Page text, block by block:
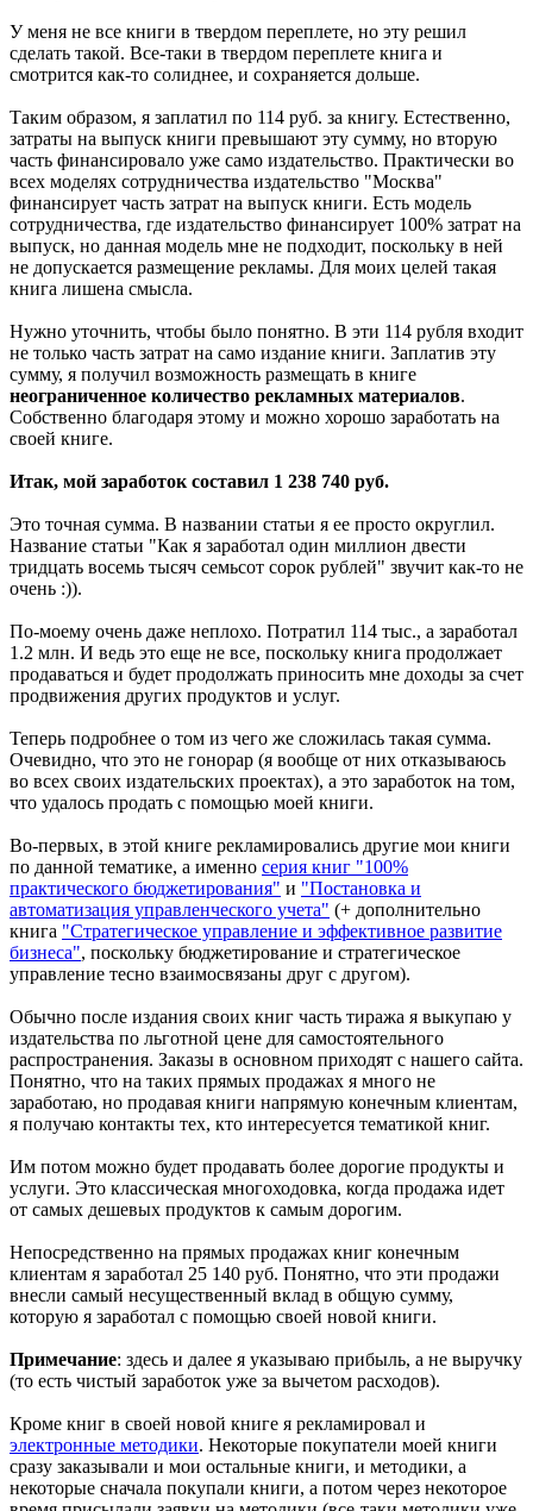
У меня не все книги в твердом переплете, но эту решил
сделать такой. Все-таки в твердом переплете книга и
смотрится как-то солиднее, и сохраняется дольше.
Таким образом, я заплатил по 114 руб. за книгу. Естественно,
затраты на выпуск книги превышают эту сумму, но вторую
часть финансировало уже само издательство. Практически во
всех моделях сотрудничества издательство "Москва"
финансирует часть затрат на выпуск книги. Есть модель
сотрудничества, где издательство финансирует 100% затрат на
выпуск, но данная модель мне не подходит, поскольку в ней
не допускается размещение рекламы. Для моих целей такая
книга лишена смысла.
Нужно уточнить, чтобы было понятно. В эти 114 рубля входит
не только часть затрат на само издание книги. Заплатив эту
сумму, я получил возможность размещать в книге
неограниченное количество рекламных материалов.
Собственно благодаря этому и можно хорошо заработать на
своей книге.
Итак, мой заработок составил 1 238 740 руб.
Это точная сумма. В названии статьи я ее просто округлил.
Название статьи "Как я заработал один миллион двести
тридцать восемь тысяч семьсот сорок рублей" звучит как-то не
очень :)).
По-моему очень даже неплохо. Потратил 114 тыс., а заработал
1.2 млн. И ведь это еще не все, поскольку книга продолжает
продаваться и будет продолжать приносить мне доходы за счет
продвижения других продуктов и услуг.
Теперь подробнее о том из чего же сложилась такая сумма.
Очевидно, что это не гонорар (я вообще от них отказываюсь
во всех своих издательских проектах), а это заработок на том,
что удалось продать с помощью моей книги.
Во-первых, в этой книге рекламировались другие мои книги
по данной тематике, а именно серия книг "100%
практического бюджетирования" и "Постановка и
автоматизация управленческого учета" (+ дополнительно
книга "Стратегическое управление и эффективное развитие
бизнеса", поскольку бюджетирование и стратегическое
управление тесно взаимосвязаны друг с другом).
Обычно после издания своих книг часть тиража я выкупаю у
издательства по льготной цене для самостоятельного
распространения. Заказы в основном приходят с нашего сайта.
Понятно, что на таких прямых продажах я много не
заработаю, но продавая книги напрямую конечным клиентам,
я получаю контакты тех, кто интересуется тематикой книг.
Им потом можно будет продавать более дорогие продукты и
услуги. Это классическая многоходовка, когда продажа идет
от самых дешевых продуктов к самым дорогим.
Непосредственно на прямых продажах книг конечным
клиентам я заработал 25 140 руб. Понятно, что эти продажи
внесли самый несущественный вклад в общую сумму,
которую я заработал с помощью своей новой книги.
Примечание: здесь и далее я указываю прибыль, а не выручку
(то есть чистый заработок уже за вычетом расходов).
Кроме книг в своей новой книге я рекламировал и
электронные методики. Некоторые покупатели моей книги
сразу заказывали и мои остальные книги, и методики, а
некоторые сначала покупали книги, а потом через некоторое